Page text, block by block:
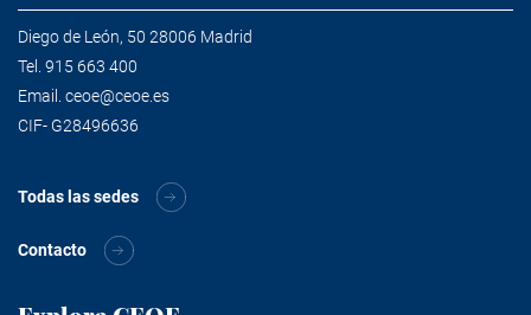
Diego de León, 50 28006 Madrid
Tel. 915 663 400
Email. ceoe@ceoe.es
CIF- G28496636
Todas las sedes
Contacto